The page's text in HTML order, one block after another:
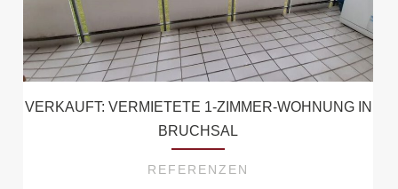
VERKAUFT: VERMIETETE 1-ZIMMER-WOHNUNG IN
BRUCHSAL
REFERENZEN